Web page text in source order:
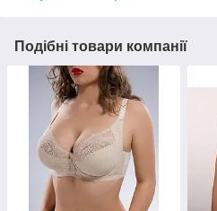
Подібні товари компанії